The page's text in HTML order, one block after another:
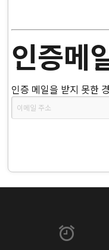
인증메
인증 메일을 받지 못한